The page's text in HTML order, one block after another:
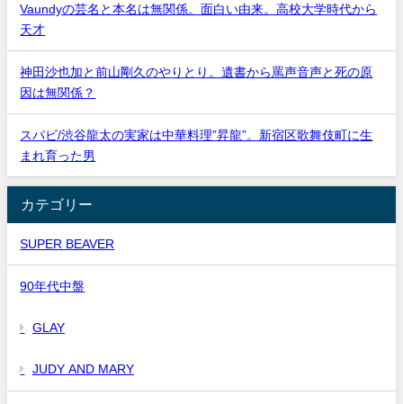
Vaundyの芸名と本名は無関係。面白い由来。高校大学時代から
天才
神田沙也加と前山剛久のやりとり。遺書から罵声音声と死の原
因は無関係？
スパビ/渋谷龍太の実家は中華料理”昇龍”。新宿区歌舞伎町に生
まれ育った男
カテゴリー
SUPER BEAVER
90年代中盤
GLAY
JUDY AND MARY